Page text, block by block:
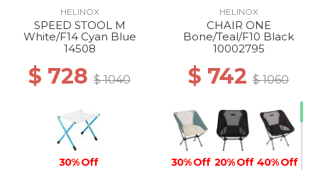
HELINOX
SPEED STOOL M
White/F14 Cyan Blue
14508
$ 728 $ 1040
30% Off
HELINOX
CHAIR ONE
Bone/Teal/F10 Black
10002795
$ 742 $ 1060
30% Off 20% Off 40% Off